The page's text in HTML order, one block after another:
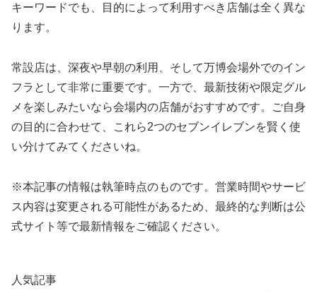
キーワードでも、目的によって利用すべき店舗は全く異な
ります。
常設店は、深夜や早朝の利用、そして万博会場外でのイン
フラとして非常に重要です。一方で、最新技術や限定グル
メを楽しみたいなら会場内の店舗がおすすめです。ご自身
の目的に合わせて、これら2つのセブンイレブンを賢く使
い分けてみてくださいね。
※本記事の情報は執筆時点のものです。営業時間やサービ
ス内容は変更される可能性があるため、最終的な判断は公
式サイト等で最新情報をご確認ください。
人気記事